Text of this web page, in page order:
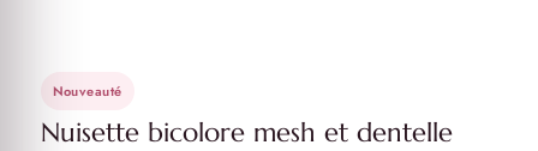
Nouveauté
Nuisette bicolore mesh et dentelle